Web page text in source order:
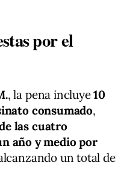
por el
, la pena incluye10
consumado,
las cuatro
año y medio por
un total de